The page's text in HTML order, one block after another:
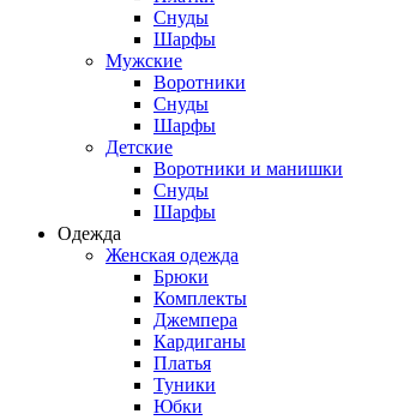
Снуды
Шарфы
Мужские
Воротники
Снуды
Шарфы
Детские
Воротники и манишки
Снуды
Шарфы
Одежда
Женская одежда
Брюки
Комплекты
Джемпера
Кардиганы
Платья
Туники
Юбки